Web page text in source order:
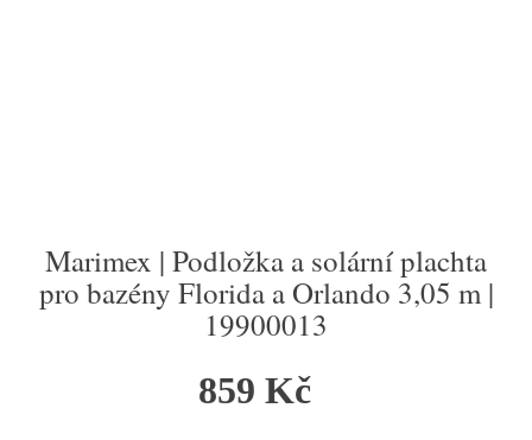
Marimex | Podložka a solární plachta
pro bazény Florida a Orlando 3,05 m |
19900013
859 Kč